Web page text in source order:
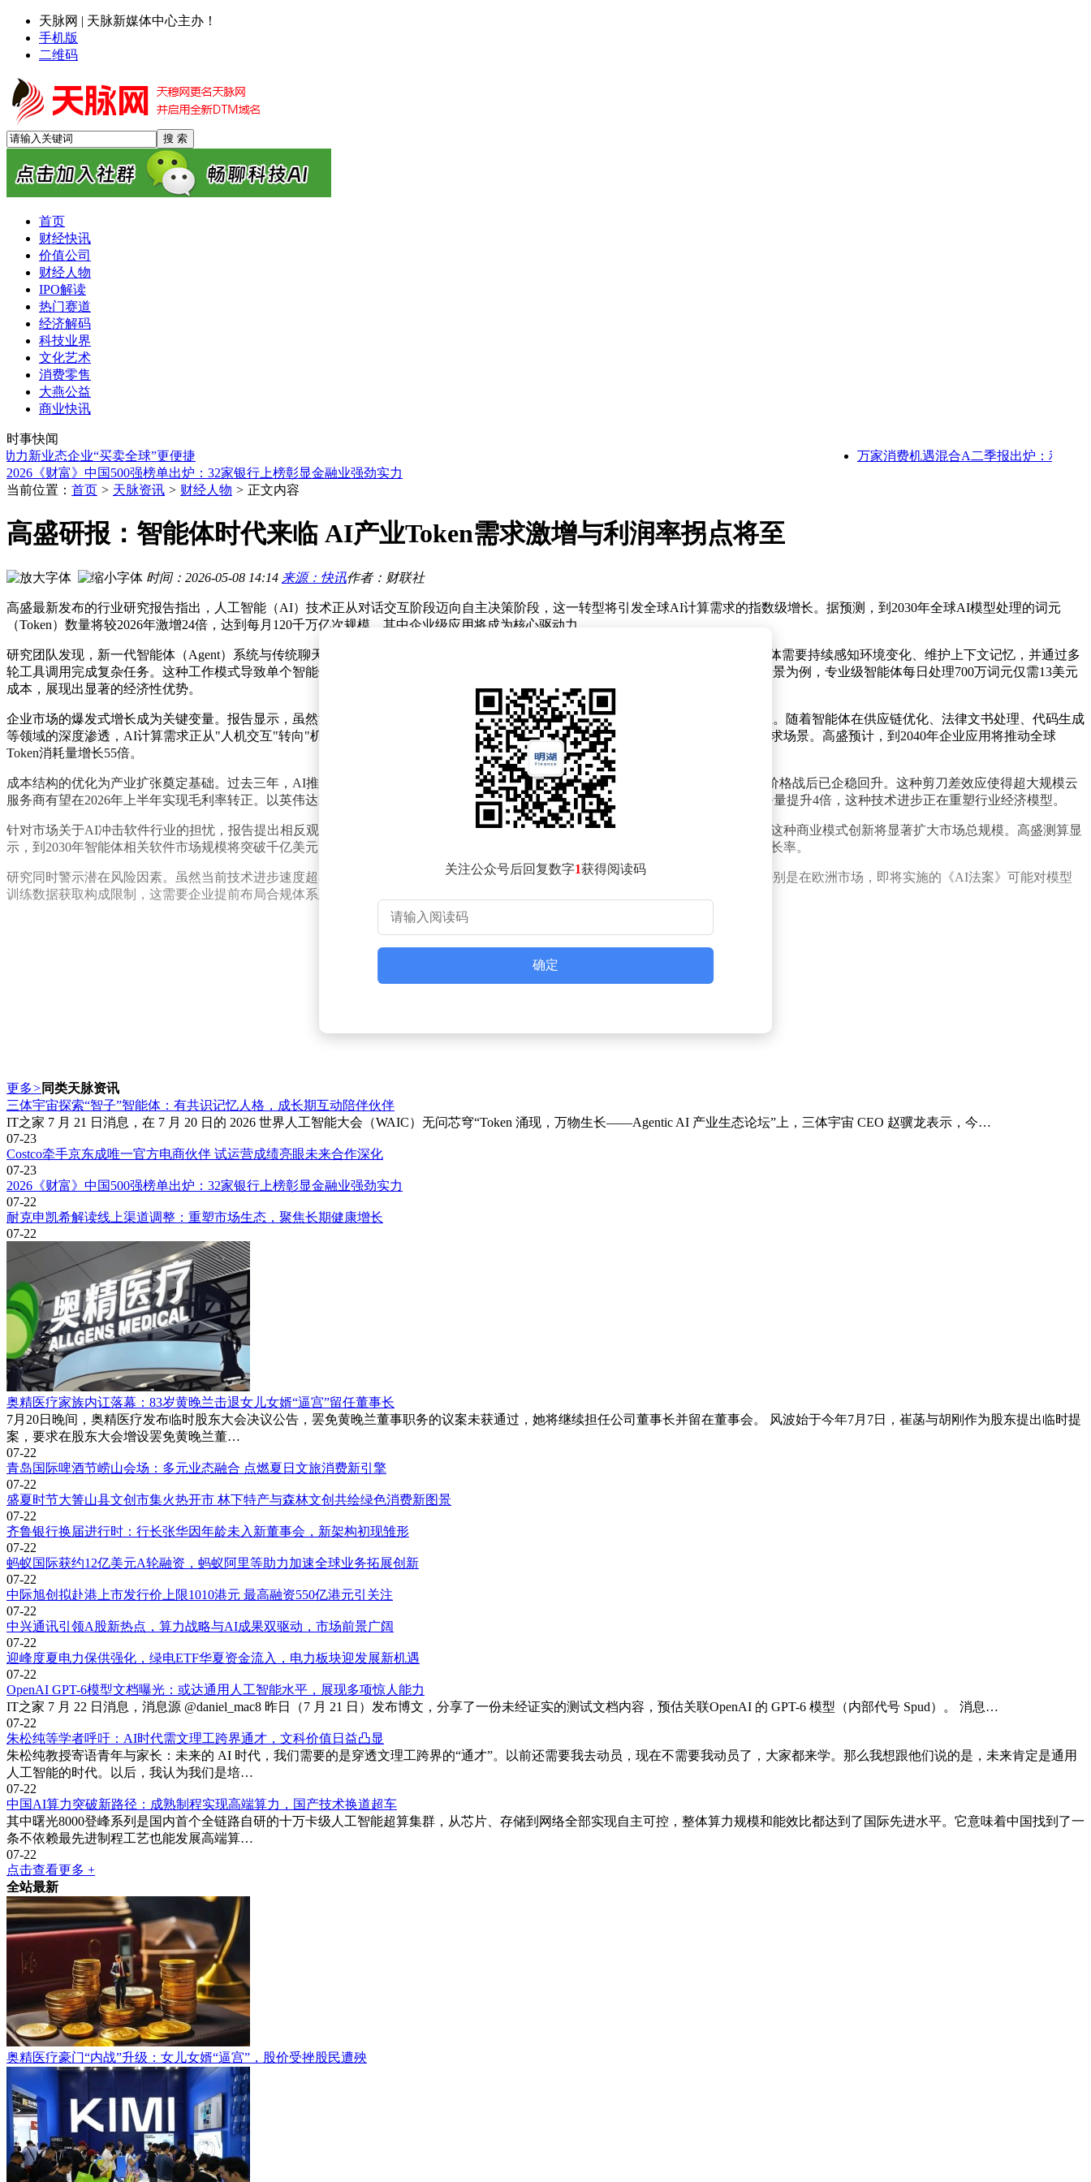
天脉网 | 天脉新媒体中心主办！
手机版
二维码
首页
财经快讯
价值公司
财经人物
IPO解读
热门赛道
经济解码
科技业界
文化艺术
消费零售
大燕公益
商业快讯
时事快闻
业态企业“买卖全球”更便捷
万家消费机遇混合A二季报出炉：利润1.02亿
中际旭创拟赴港上市发行价上限1010港元 最高融资550亿港元引关注
Costco牵手京东成唯一官方电商伙伴 试运营成绩亮眼未来合作深化
2026《财富》中国500强榜单出炉：32家银行上榜彰显金融业强劲实力
耐克申凯希解读线上渠道调整：重塑市场生态，聚焦长期健康增长
奥精医疗家族内讧落幕：83岁黄晚兰击退女儿女婿“逼宫”留任董事长
盛夏时节大箐山县文创市集火热开市 林下特产与森林文创共绘绿色消费新图景
齐鲁银行换届进行时：行长张华因年龄未入新董事会，新架构初现雏形
中际旭创拟赴港上市发行价上限1010港元 最高融资550亿港元引关注
当前位置： 首页 > 天脉资讯 > 财经人物 > 正文内容
高盛研报：智能体时代来临 AI产业Token需求激增与利润率拐点将至
时间：2026-05-08 14:14 来源：快讯作者：财联社
高盛最新发布的行业研究报告指出，人工智能（AI）技术正从对话交互阶段迈向自主决策阶段，这一转型将引发全球AI计算需求的指数级增长。据预测，到2030年全球AI模型处理的词元
（Token）数量将较2026年激增24倍，达到每月120千万亿次规模，其中企业级应用将成为核心驱动力。
研究团队发现，新一代智能体（Agent）系统与传统聊天机器人存在本质差异。传统对话式AI采用"请求-响应"的单次交互模式，而智能体需要持续感知环境变化、维护上下文记忆，并通过多
轮工具调用完成复杂任务。这种工作模式导致单个智能体的日均Token消耗量可达10万次以上，是普通对话系统的100倍以上。以编程场景为例，专业级智能体每日处理700万词元仅需13美元
成本，展现出显著的经济性优势。
企业市场的爆发式增长成为关键变量。报告显示，虽然消费级应用更易被公众感知，但企业级智能体的Token密度达到消费端的3倍以上。随着智能体在供应链优化、法律文书处理、代码生成
等领域的深度渗透，AI计算需求正从"人机交互"转向"机器间协作"。这种转变不仅消除了人类操作的时间限制，更创造出全新的计算需求场景。高盛预计，到2040年企业应用将推动全球
Token消耗量增长55倍。
成本结构的优化为产业扩张奠定基础。过去三年，AI推理成本以年均60%-70%的速度下降，而头部模型供应商的Token价格在经历初期价格战后已企稳回升。这种剪刀差效应使得超大规模云
服务商有望在2026年上半年实现毛利率转正。以英伟达H100芯片为例，其单位计算成本较前代产品下降65%，同时支持处理的并发任务量提升4倍，这种技术进步正在重塑行业经济模型。
针对市场关于AI冲击软件行业的担忧，报告提出相反观点。智能体技术的普及正在推动SaaS行业从"按席位收费"向"按产出收费"转型，这种商业模式创新将显著扩大市场总规模。高盛测算显
示，到2030年智能体相关软件市场规模将突破千亿美元，其中自动化工作流管理、智能决策系统等细分领域将保持30%以上的年复合增长率。
研究同时警示潜在风险因素。虽然当前技术进步速度超出市场预期，但能源消耗、数据隐私、算法偏见等问题仍可能制约产业发展。特别是在欧洲市场，即将实施的《AI法案》可能对模型
训练数据获取构成限制，这需要企业提前布局合规体系建设。
关注公众号后回复数字1获得阅读码
确定
更多> 同类天脉资讯
三体宇宙探索“智子”智能体：有共识记忆人格，成长期互动陪伴伙伴
IT之家 7 月 21 日消息，在 7 月 20 日的 2026 世界人工智能大会（WAIC）无问芯穹“Token 涌现，万物生长——Agentic AI 产业生态论坛”上，三体宇宙 CEO 赵骥龙表示，今…
07-23
Costco牵手京东成唯一官方电商伙伴 试运营成绩亮眼未来合作深化
07-23
2026《财富》中国500强榜单出炉：32家银行上榜彰显金融业强劲实力
07-22
耐克申凯希解读线上渠道调整：重塑市场生态，聚焦长期健康增长
07-22
奥精医疗家族内讧落幕：83岁黄晚兰击退女儿女婿“逼宫”留任董事长
7月20日晚间，奥精医疗发布临时股东大会决议公告，罢免黄晚兰董事职务的议案未获通过，她将继续担任公司董事长并留在董事会。 风波始于今年7月7日，崔菡与胡刚作为股东提出临时提
案，要求在股东大会增设罢免黄晚兰董…
07-22
青岛国际啤酒节崂山会场：多元业态融合 点燃夏日文旅消费新引擎
07-22
盛夏时节大箐山县文创市集火热开市 林下特产与森林文创共绘绿色消费新图景
07-22
齐鲁银行换届进行时：行长张华因年龄未入新董事会，新架构初现雏形
07-22
蚂蚁国际获约12亿美元A轮融资，蚂蚁阿里等助力加速全球业务拓展创新
07-22
中际旭创拟赴港上市发行价上限1010港元 最高融资550亿港元引关注
07-22
中兴通讯引领A股新热点，算力战略与AI成果双驱动，市场前景广阔
07-22
迎峰度夏电力保供强化，绿电ETF华夏资金流入，电力板块迎发展新机遇
07-22
OpenAI GPT-6模型文档曝光：或达通用人工智能水平，展现多项惊人能力
IT之家 7 月 22 日消息，消息源 @daniel_mac8 昨日（7 月 21 日）发布博文，分享了一份未经证实的测试文档内容，预估关联OpenAI 的 GPT-6 模型（内部代号 Spud）。 消息…
07-22
朱松纯等学者呼吁：AI时代需文理工跨界通才，文科价值日益凸显
朱松纯教授寄语青年与家长：未来的 AI 时代，我们需要的是穿透文理工跨界的“通才”。以前还需要我去动员，现在不需要我动员了，大家都来学。那么我想跟他们说的是，未来肯定是通用
人工智能的时代。以后，我认为我们是培…
07-22
中国AI算力突破新路径：成熟制程实现高端算力，国产技术换道超车
其中曙光8000登峰系列是国内首个全链路自研的十万卡级人工智能超算集群，从芯片、存储到网络全部实现自主可控，整体算力规模和能效比都达到了国际先进水平。它意味着中国找到了一
条不依赖最先进制程工艺也能发展高端算…
07-22
点击查看更多 +
全站最新
奥精医疗豪门“内战”升级：女儿女婿“逼宫”，股价受挫股民遭殃